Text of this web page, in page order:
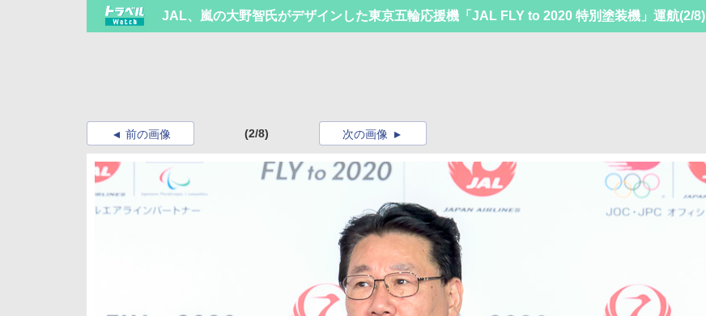
JAL、嵐の大野智氏がデザインした東京五輪応援機「JAL FLY to 2020 特別塗装機」運航(2/8)
前の画像 (2/8) 次の画像